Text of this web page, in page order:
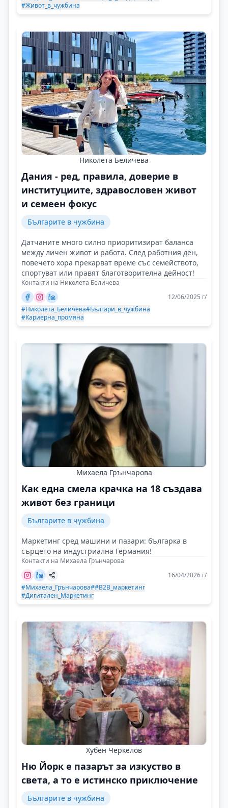
#Живот_в_чужбина
Николета Беличева
Дания - ред, правила, доверие в
институциите, здравословен живот
и семеен фокус
Българите в чужбина
Датчаните много силно приоритизират баланса
между личен живот и работа. След работния ден,
повечето хора прекарват време със семейството,
спортуват или правят благотворителна дейност!
Контакти на Николета Беличева
12/06/2025 г/
#Николета_Беличева#Българи_в_чужбина
#Кариерна_промяна
Михаела Грънчарова
Как една смела крачка на 18 създава
живот без граници
Българите в чужбина
Маркетинг сред машини и пазари: българка в
сърцето на индустриална Германия!
Контакти на Михаела Грънчарова
16/04/2026 г/
#Михаела_Грънчарова##B2B_маркетинг
#Дигитален_Маркетинг
Хубен Черкелов
Ню Йорк е пазарът за изкуство в
света, а то е истинско приключение
Българите в чужбина